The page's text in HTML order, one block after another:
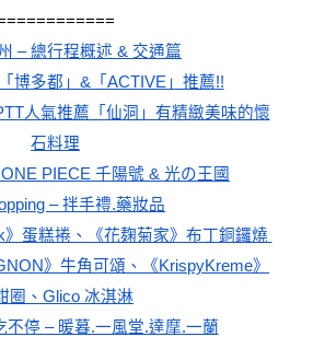
– 總行程概述 & 交通篇
博多都」&「ACTIVE」推薦!!
人氣推薦「仙洞」有精緻美味的懷
石料理
PIECE 千陽號 & 光の王國
– 拌手禮.藥妝品
》蛋糕捲、《花麹菊家》布丁銅鑼燒
》牛角可頌、《KrispyKreme》
圈、Glico 冰淇淋
不停 – 暖暮.一風堂.達摩.一蘭